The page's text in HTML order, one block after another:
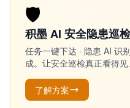
🛡️
积墨 AI 安全隐患巡
任务一键下达 · 隐患 AI 识
成。让安全巡检真正看得见
了解方案